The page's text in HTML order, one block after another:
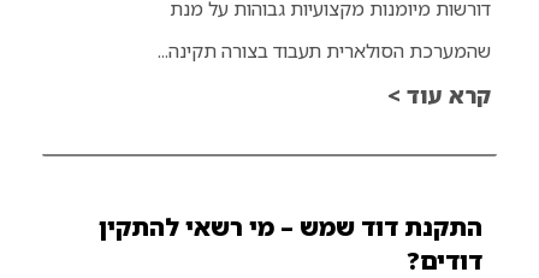
דורשות מיומנות מקצועיות גבוהות על מנת
שהמערכת הסולארית תעבוד בצורה תקינה...
קרא עוד >
התקנת דוד שמש – מי רשאי להתקין
דודים?